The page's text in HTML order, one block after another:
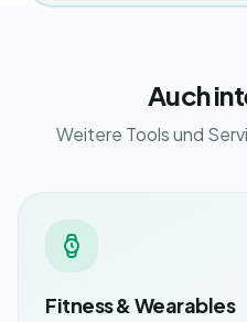
Auch
Weitere Tools und
Fitness & Wearables